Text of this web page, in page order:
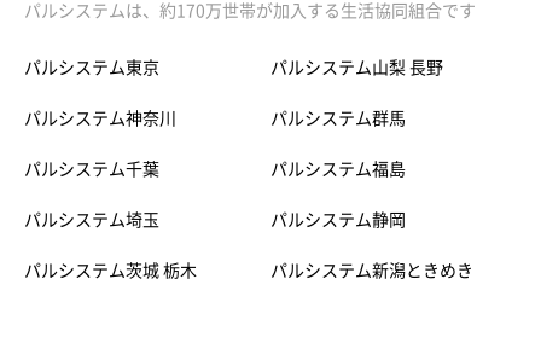
パルシステムは、約170万世帯が加入する生活協同組合です
パルシステム東京
パルシステム神奈川
パルシステム千葉
パルシステム埼玉
パルシステム茨城 栃木
パルシステム山梨 長野
パルシステム群馬
パルシステム福島
パルシステム静岡
パルシステム新潟ときめき